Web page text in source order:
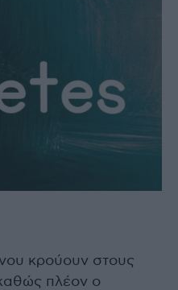
κρούουν στους
πλέον ο